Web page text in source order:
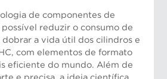
de componentes de
reduzir o consumo de
dobrar a vida útil dos cilindros e
com elementos de formato
eficiente do mundo. Além de